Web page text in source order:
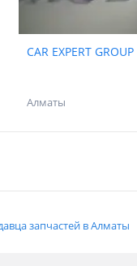
CAR EXPERT GROUP
Алматы
запчастей в Алматы